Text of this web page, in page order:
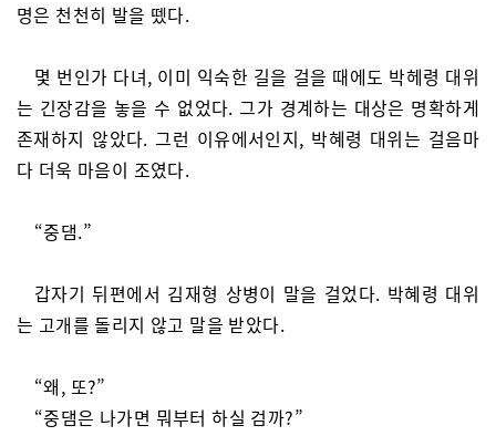
명은 천천히 발을 뗐다.
몇 번인가 다녀, 이미 익숙한 길을 걸을 때에도 박헤령 대위
는 긴장감을 놓을 수 없었다. 그가 경계하는 대상은 명확하게
존재하지 않았다. 그런 이유에서인지, 박혜령 대위는 걸음마
다 더욱 마음이 조였다.
“중댐.”
갑자기 뒤편에서 김재형 상병이 말을 걸었다. 박혜령 대위
는 고개를 돌리지 않고 말을 받았다.
“왜, 또?”
“중댐은 나가면 뭐부터 하실 검까?”